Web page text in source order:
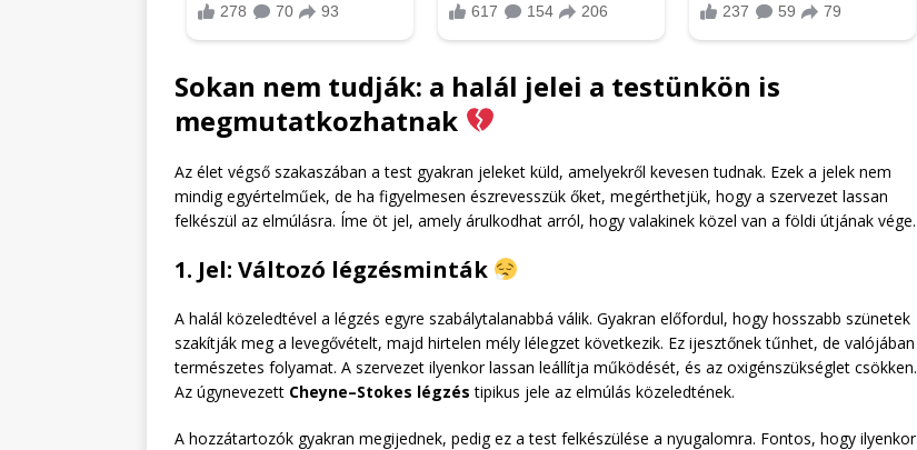
Sokan nem tudják: a halál jelei a testünkön is
megmutatkozhatnak
Az élet végső szakaszában a test gyakran jeleket küld, amelyekről kevesen tudnak. Ezek a jelek nem
mindig egyértelműek, de ha figyelmesen észrevesszük őket, megérthetjük, hogy a szervezet lassan
felkészül az elmúlásra. Íme öt jel, amely árulkodhat arról, hogy valakinek közel van a földi útjának vége.
1. Jel: Változó légzésminták
A halál közeledtével a légzés egyre szabálytalanabbá válik. Gyakran előfordul, hogy hosszabb szünetek
szakítják meg a levegővételt, majd hirtelen mély lélegzet következik. Ez ijesztőnek tűnhet, de valójában
természetes folyamat. A szervezet ilyenkor lassan leállítja működését, és az oxigénszükséglet csökken.
Az úgynevezett Cheyne–Stokes légzés tipikus jele az elmúlás közeledtének.
A hozzátartozók gyakran megijednek, pedig ez a test felkészülése a nyugalomra. Fontos, hogy ilyenkor